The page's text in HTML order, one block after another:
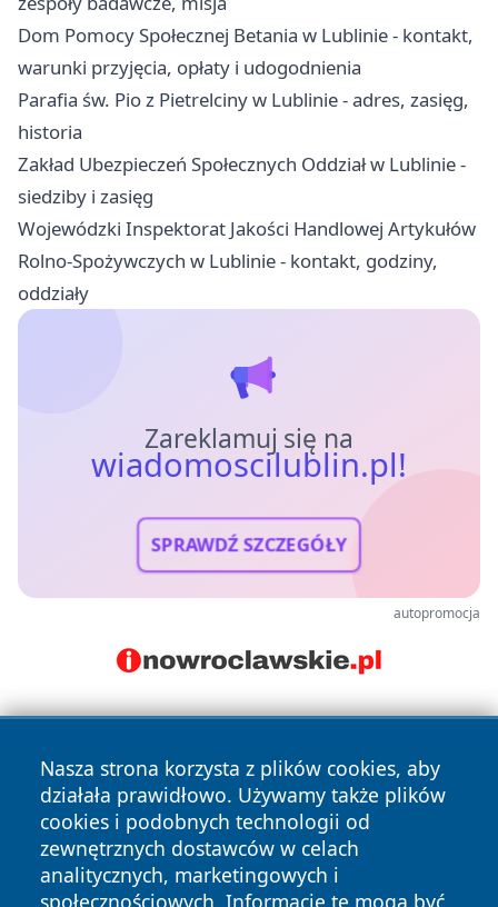
Dom Pomocy Społecznej Betania w Lublinie - kontakt,
warunki przyjęcia, opłaty i udogodnienia
Parafia św. Pio z Pietrelciny w Lublinie - adres, zasięg,
historia
Zakład Ubezpieczeń Społecznych Oddział w Lublinie -
siedziby i zasięg
Wojewódzki Inspektorat Jakości Handlowej Artykułów
Rolno-Spożywczych w Lublinie - kontakt, godziny,
oddziały
Zareklamuj się na
wiadomoscilublin.pl!
SPRAWDŹ SZCZEGÓŁY
autopromocja
Nasza strona korzysta z plików cookies, aby
działała prawidłowo. Używamy także plików
cookies i podobnych technologii od
zewnętrznych dostawców w celach
analitycznych, marketingowych i
społecznościowych. Informacje te mogą być
Copyright © 2026 wiadomoscilublin.pl Wszystkie prawa
zastrzeżone.